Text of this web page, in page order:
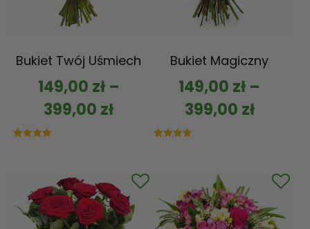
Bukiet Twój Uśmiech
149,00 zł–
399,00 zł
Bukiet Magiczny
149,00 zł –
399,00 zł